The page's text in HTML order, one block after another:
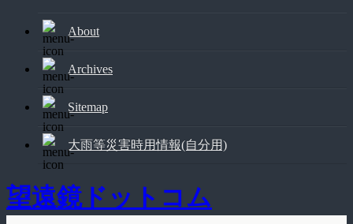
About
Archives
Sitemap
大雨等災害時用情報(自分用)
望遠鏡ドットコム